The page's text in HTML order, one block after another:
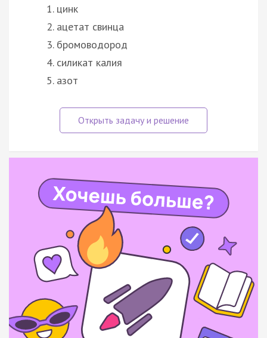
цинк
ацетат свинца
бромоводород
силикат калия
азот